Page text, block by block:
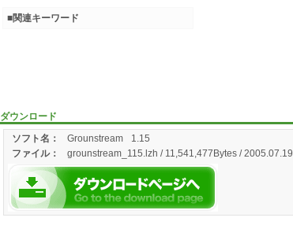
ダウンロード
ソフト名：
Grounstream 1.15
ファイル： grounstream_115.lzh / 11,541,477Bytes / 2005.07.19
■関連キーワード